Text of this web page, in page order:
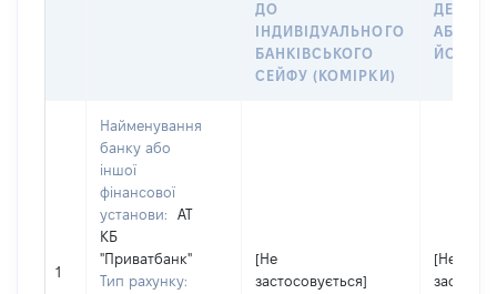
ДО
ІНДИВІДУАЛЬНОГО
БАНКІВСЬКОГО
СЕЙФУ (КОМІРКИ)
АБО
ЙОГО
1
Найменування
банку або
іншої
фінансової
установи:
АТ
КБ
"Приватбанк"
Тип рахунку:
[Не
застосовується]
[Не